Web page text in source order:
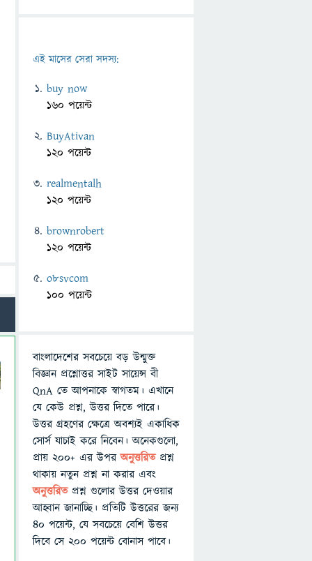
এই মাসের সেরা সদস্য:
buy now
160 পয়েন্ট
BuyAtivan
120 পয়েন্ট
realmentalh
120 পয়েন্ট
brownrobert
120 পয়েন্ট
o8svcom
100 পয়েন্ট
বাংলাদেশের সবচেয়ে বড় উন্মুক্ত
বিজ্ঞান প্রশ্নোত্তর সাইট সায়েন্স বী
QnA তে আপনাকে স্বাগতম। এখানে
যে কেউ প্রশ্ন, উত্তর দিতে পারে।
উত্তর গ্রহণের ক্ষেত্রে অবশ্যই একাধিক
সোর্স যাচাই করে নিবেন। অনেকগুলো,
প্রায় ২০০+ এর উপরঅনুত্তরিতপ্রশ্ন
থাকায় নতুন প্রশ্ন না করার এবং
অনুত্তরিত প্রশ্ন গুলোর উত্তর দেওয়ার
আহ্বান জানাচ্ছি। প্রতিটি উত্তরের জন্য
৪০ পয়েন্ট, যে সবচেয়ে বেশি উত্তর
দিবে সে ২০০ পয়েন্ট বোনাস পাবে।